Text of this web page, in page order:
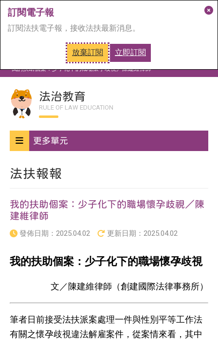
訂閱電子報
訂閱法扶電子報，接收法扶最新消息。
放棄訂閱 立即訂閱
視
窗
法扶報報
我的扶助個案：少子化下的職場懷孕歧視／陳建維律師
法治教育
RULE OF LAW EDUCATION
更多單元
法扶報報
我的扶助個案：少子化下的職場懷孕歧視／陳
建維律師
發佈日期： 2025.04.02 更新日期： 2025.04.02
我的扶助個案：少子化下的職場懷孕歧視
文／陳建維律師（創建國際法律事務所）
筆者日前接受法扶派案處理一件與性別平等工作法
有關之懷孕歧視違法解雇案件，從案情來看，其中